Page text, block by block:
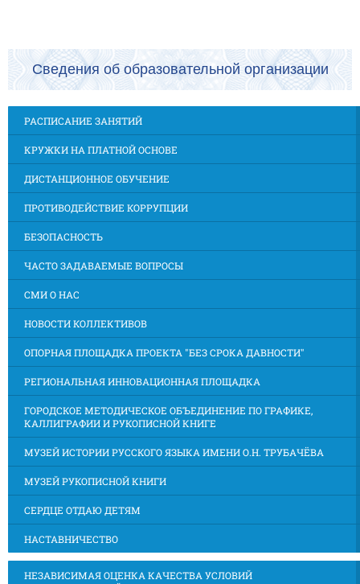
Сведения об образовательной организации
РАСПИСАНИЕ ЗАНЯТИЙ
КРУЖКИ НА ПЛАТНОЙ ОСНОВЕ
ДИСТАНЦИОННОЕ ОБУЧЕНИЕ
ПРОТИВОДЕЙСТВИЕ КОРРУПЦИИ
БЕЗОПАСНОСТЬ
ЧАСТО ЗАДАВАЕМЫЕ ВОПРОСЫ
СМИ О НАС
НОВОСТИ КОЛЛЕКТИВОВ
ОПОРНАЯ ПЛОЩАДКА ПРОЕКТА "БЕЗ СРОКА ДАВНОСТИ"
РЕГИОНАЛЬНАЯ ИННОВАЦИОННАЯ ПЛОЩАДКА
ГОРОДСКОЕ МЕТОДИЧЕСКОЕ ОБЪЕДИНЕНИЕ ПО ГРАФИКЕ,
КАЛЛИГРАФИИ И РУКОПИСНОЙ КНИГЕ
МУЗЕЙ ИСТОРИИ РУССКОГО ЯЗЫКА ИМЕНИ О.Н. ТРУБАЧЁВА
МУЗЕЙ РУКОПИСНОЙ КНИГИ
СЕРДЦЕ ОТДАЮ ДЕТЯМ
НАСТАВНИЧЕСТВО
НЕЗАВИСИМАЯ ОЦЕНКА КАЧЕСТВА УСЛОВИЙ